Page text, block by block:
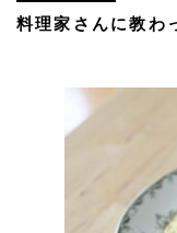
料理家さんに教わ